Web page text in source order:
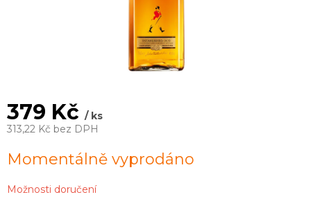
379 Kč/ ks
313,22 Kč bez DPH
cena:
Momentálně vyprodáno
Možnosti doručení